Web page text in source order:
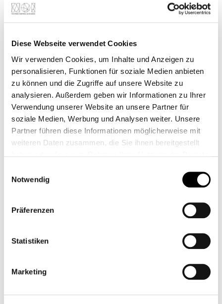
Diese Webseite verwendet Cookies
Wir verwenden Cookies, um Inhalte und Anzeigen zu
personalisieren, Funktionen für soziale Medien anbieten
zu können und die Zugriffe auf unsere Website zu
analysieren. Außerdem geben wir Informationen zu Ihrer
Verwendung unserer Website an unsere Partner für
soziale Medien, Werbung und Analysen weiter. Unsere
Partner führen diese Informationen möglicherweise mit
weiteren Daten zusammen, die Sie ihnen bereitgestellt
Notwendig
Präferenzen
Statistiken
Marketing
NOI Maps
INFOS & ORIENTIERUNG
Schnelles WiFi, Platz zum
Arbeiten, Inspiration? Gibt’s
im NOISE. Und so kannst du
es nutzen:
Frei zugänglich und ganz schön speedy: Unser WLAN
Passwort? Brauchst du keines – nutze einfach unser